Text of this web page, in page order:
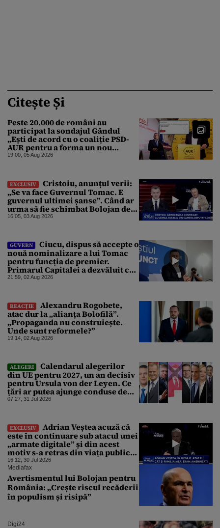
Citește Și
Peste 20.000 de români au
participat la sondajul Gândul
„Ești de acord cu o coaliție PSD-
AUR pentru a forma un nou
Guvern și a încheia criza
19:00, 05 Aug 2026
EXCLUSIV
Cristoiu, anunțul verii:
„Se va face Guvernul Tomac. E
guvernul ultimei șanse”. Când ar
urma să fie schimbat Bolojan de
la Palatul Victoria
16:05, 03 Aug 2026
GUVERN
Ciucu, dispus să accepte o
nouă nominalizare a lui Tomac
pentru funcția de premier.
Primarul Capitalei a dezvăluit ce
tip de guvern ar agrea PNL
21:59, 02 Aug 2026
REACȚIE
Alexandru Rogobete,
atac dur la „alianța Bolofilă”.
„Propaganda nu construiește.
Unde sunt reformele?”
19:14, 02 Aug 2026
ALEGERI
Calendarul alegerilor
din UE pentru 2027, un an decisiv
pentru Ursula von der Leyen. Ce
țări ar putea ajunge conduse de
naționaliști
07:27, 31 Jul 2026
EXCLUSIV
Adrian Veștea acuză că
este în continuare sub atacul unei
„armate digitale” și din acest
motiv s-a retras din viața publică
după ce Guvernul a picat la vot:
„Familia mea a fost tensionată,
instituțiile vor trebui să ia
măsuri. / Sunt zeci de mii de
mesaje de amenințare
16:12, 30 Jul 2026
Mediafax
Avertismentul lui Bolojan pentru
România: „Crește riscul recăderii
în populism și risipă”
Digi24